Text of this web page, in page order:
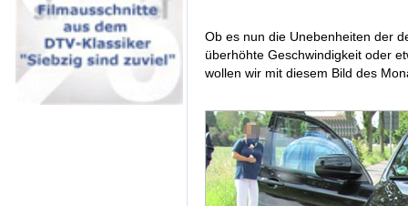
Ob es nun die Unebenheiten der
überhöhte Geschwindigkeit oder
wollen wir mit diesem Bild des